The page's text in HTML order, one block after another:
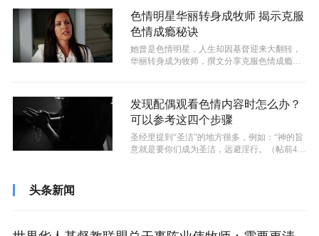
色情明星华丽转身成牧师 揭示克服
色情成瘾秘诀
她曾是色情明星，人生却因基督迎来大翻转，
华丽转身成为牧师，撰文分享克服色情成瘾的
发现配偶观看色情内容时怎么办？
可以参考这四个步骤
圣经里提到“圣洁”的地方很多，例如：“神的旨
意就是要你们成为圣洁，远避淫行。（帖前4:
头条新闻